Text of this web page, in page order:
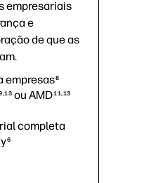
empresariais
e
de que as
empresas8
ou AMD11,13
completa
6